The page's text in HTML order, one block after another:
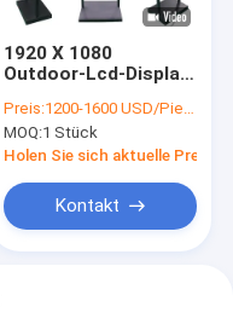
1920 X 1080
Outdoor-Lcd-Display
Signage Bildschirm
Ce Rohs
Preis:1200-1600 USD/Piece
MOQ:1 Stück
Holen Sie sich aktuelle Preis
Kontakt